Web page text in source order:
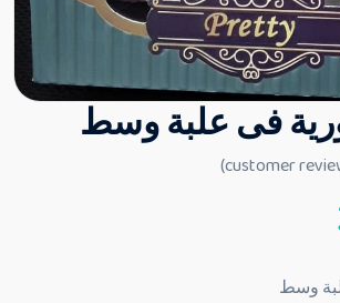
فى علبة وسط
وسط